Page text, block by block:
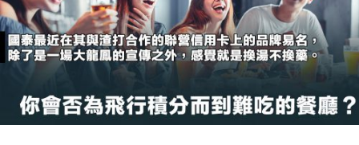
15:47
財經｜恒隆10月換帥 玩具「反」斗城亞洲CEO蔡德
粦接任
15:11
財經｜韓股反覆波動收跌 連挫7周創逾3年最長跌勢
差達1125億美元
12:44
財經｜日本春季三度入市撐日圓 4月單日斥6.28萬億